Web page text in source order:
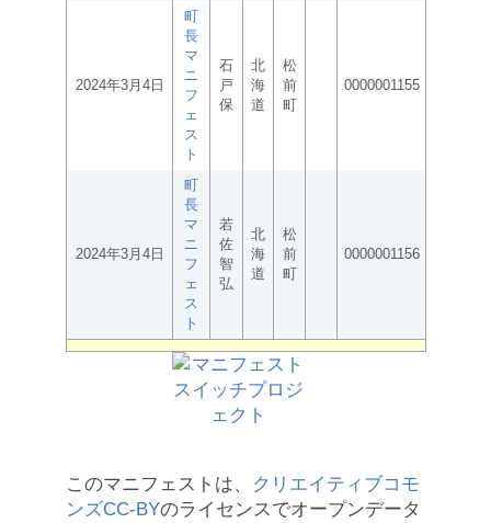
2024年3月4日
町
長
マ
ニ
フ
ェ
ス
ト
石
戸
保
北
海
道
松
前
町
0000001155
2024年3月4日
町
長
マ
ニ
フ
ェ
ス
ト
若
佐
智
弘
北
海
道
松
前
町
0000001156
このマニフェストは、
クリエイティブコモ
ンズCC-BYのライセンスでオープンデータ